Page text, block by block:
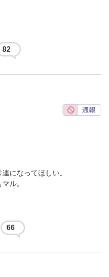
82
になってほしい。
ル。
66